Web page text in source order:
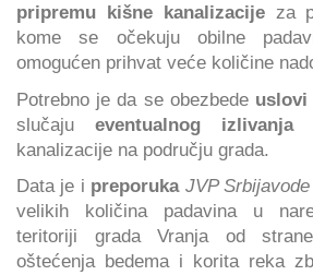
pripremu kišne kanalizacijeza
kome se očekuju obilne
omogućen prihvat veće količine
Potrebno je da se obezbede uslovi
slučajueventualnog izlivanja
kanalizacije na području grada.
Data je i preporuka JVP Srbijavode
velikih količina padavina u
teritoriji grada Vranja od
oštećenja bedema i korita reka